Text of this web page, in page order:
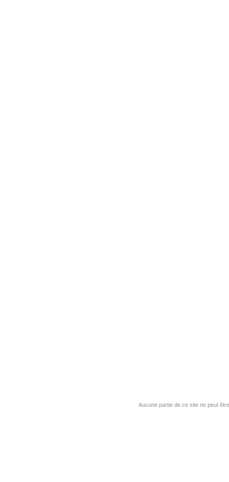
Aucune partie de ce site ne peut